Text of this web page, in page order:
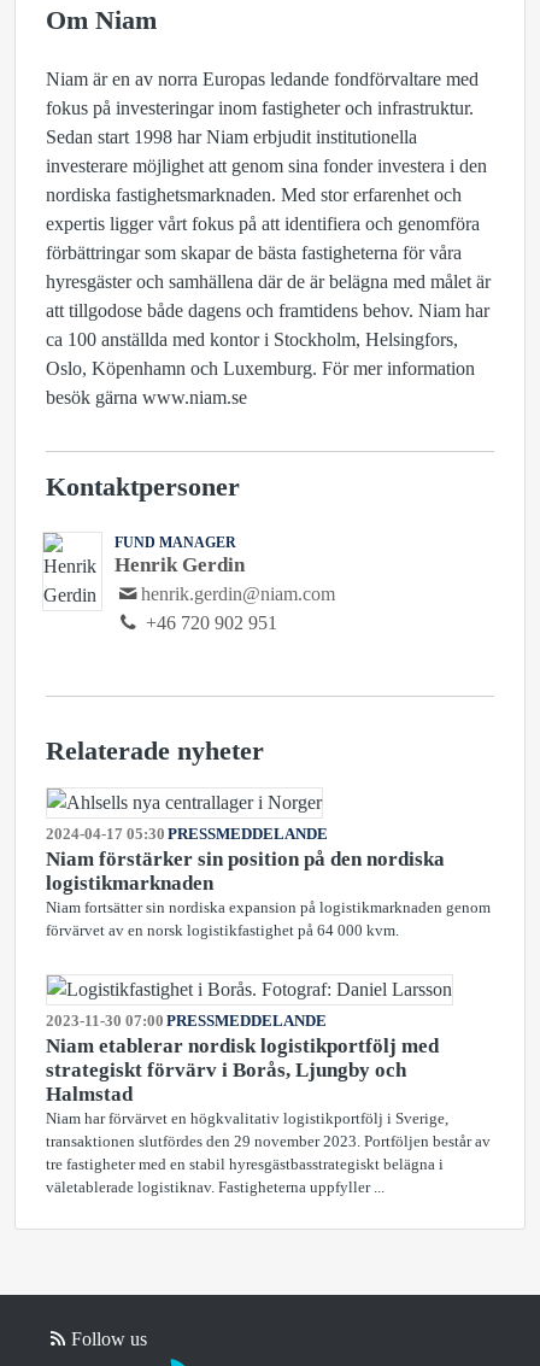
Om Niam
Niam är en av norra Europas ledande fondförvaltare med
fokus på investeringar inom fastigheter och infrastruktur.
Sedan start 1998 har Niam erbjudit institutionella
investerare möjlighet att genom sina fonder investera i den
nordiska fastighetsmarknaden. Med stor erfarenhet och
expertis ligger vårt fokus på att identifiera och genomföra
förbättringar som skapar de bästa fastigheterna för våra
hyresgäster och samhällena där de är belägna med målet är
att tillgodose både dagens och framtidens behov. Niam har
ca 100 anställda med kontor i Stockholm, Helsingfors,
Oslo, Köpenhamn och Luxemburg. För mer information
besök gärna www.niam.se
Kontaktpersoner
FUND MANAGER
Henrik Gerdin
henrik.gerdin@niam.com
+46 720 902 951
Relaterade nyheter
2024-04-17 05:30 PRESSMEDDELANDE
Niam förstärker sin position på den nordiska
logistikmarknaden
Niam fortsätter sin nordiska expansion på logistikmarknaden genom
förvärvet av en norsk logistikfastighet på 64 000 kvm.
2023-11-30 07:00 PRESSMEDDELANDE
Niam etablerar nordisk logistikportfölj med
strategiskt förvärv i Borås, Ljungby och
Halmstad
Niam har förvärvet en högkvalitativ logistikportfölj i Sverige,
transaktionen slutfördes den 29 november 2023. Portföljen består av
tre fastigheter med en stabil hyresgästbasstrategiskt belägna i
väletablerade logistiknav. Fastigheterna uppfyller ...
Follow us